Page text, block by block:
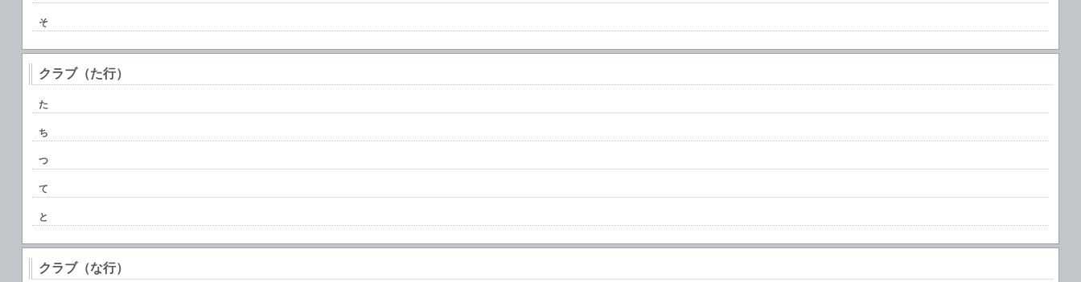
そ
クラブ（た行）
た
ち
つ
て
と
クラブ（な行）